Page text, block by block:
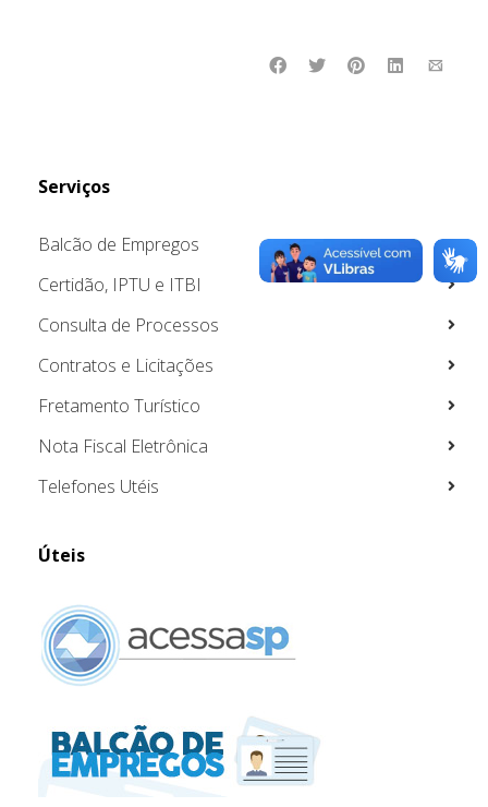
Serviços
Balcão de Empregos
Certidão, IPTU e ITBI
Consulta de Processos
Contratos e Licitações
Fretamento Turístico
Nota Fiscal Eletrônica
Telefones Utéis
Úteis